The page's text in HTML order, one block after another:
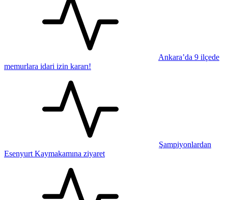
Ankara’da 9 ilçede
memurlara idari izin kararı!
Şampiyonlardan
Esenyurt Kaymakamına ziyaret